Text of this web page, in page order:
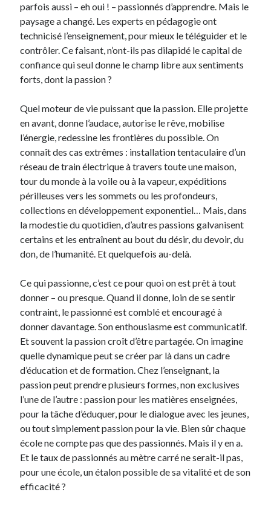
parfois aussi – eh oui ! – passionnés d’apprendre. Mais le
paysage a changé. Les experts en pédagogie ont
technicisé l’enseignement, pour mieux le téléguider et le
contrôler. Ce faisant, n’ont-ils pas dilapidé le capital de
confiance qui seul donne le champ libre aux sentiments
forts, dont la passion ?
Quel moteur de vie puissant que la passion. Elle projette
en avant, donne l’audace, autorise le rêve, mobilise
l’énergie, redessine les frontières du possible. On
connaît des cas extrêmes : installation tentaculaire d’un
réseau de train électrique à travers toute une maison,
tour du monde à la voile ou à la vapeur, expéditions
périlleuses vers les sommets ou les profondeurs,
collections en développement exponentiel… Mais, dans
la modestie du quotidien, d’autres passions galvanisent
certains et les entraînent au bout du désir, du devoir, du
don, de l’humanité. Et quelquefois au-delà.
Ce qui passionne, c’est ce pour quoi on est prêt à tout
donner – ou presque. Quand il donne, loin de se sentir
contraint, le passionné est comblé et encouragé à
donner davantage. Son enthousiasme est communicatif.
Et souvent la passion croît d’être partagée. On imagine
quelle dynamique peut se créer par là dans un cadre
d’éducation et de formation. Chez l’enseignant, la
passion peut prendre plusieurs formes, non exclusives
l’une de l’autre : passion pour les matières enseignées,
pour la tâche d’éduquer, pour le dialogue avec les jeunes,
ou tout simplement passion pour la vie. Bien sûr chaque
école ne compte pas que des passionnés. Mais il y en a.
Et le taux de passionnés au mètre carré ne serait-il pas,
pour une école, un étalon possible de sa vitalité et de son
efficacité ?